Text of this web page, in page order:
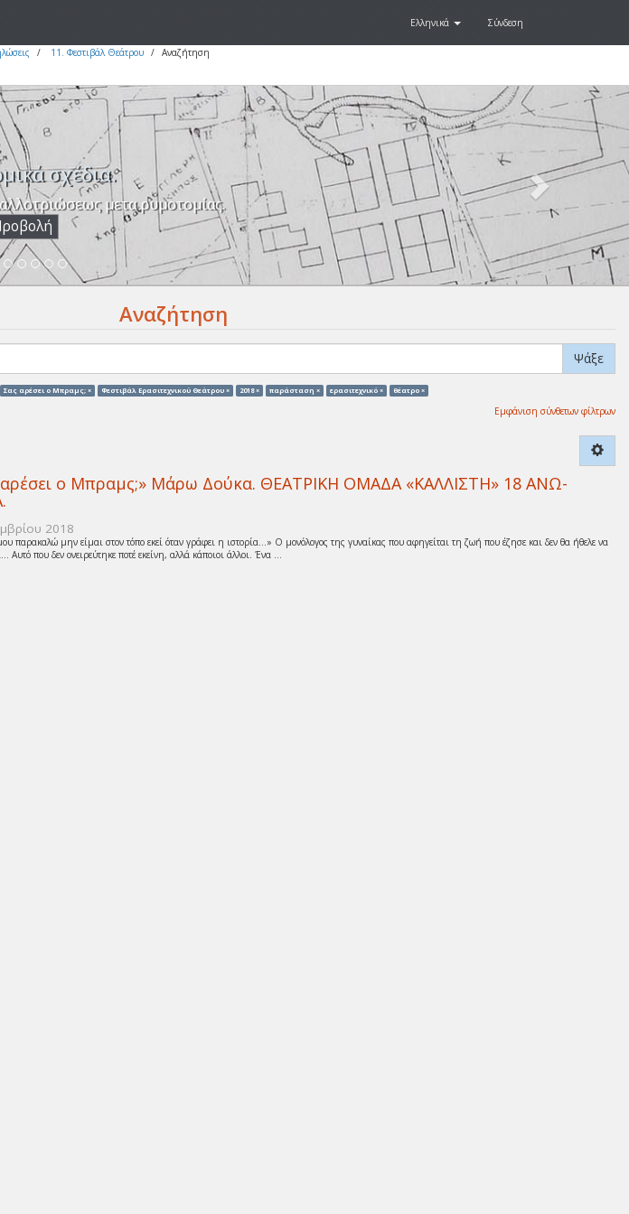
Ελληνικά Σύνδεση
11. Φεστιβάλ Θεάτρου Αναζήτηση
σχέδια.
μετα ρυμοτομίας.
Next
Αναζήτηση
Ψάξε
Σας αρέσει ο Μπραμς; × Φεστιβάλ Ερασιτεχνικού Θεάτρου × 2018 × παράσταση × ερασιτεχνικό × θέατρο ×
Εμφάνιση σύνθετων φίλτρων
ο Μπραμς;» Μάρω Δούκα. ΘΕΑΤΡΙΚΗ ΟΜΑΔΑ «ΚΑΛΛΙΣΤΗ» 18 ΑΝΩ-
2018
παρακαλώ μην είμαι στον τόπο εκεί όταν γράφει η ιστορία…» Ο μονόλογος της γυναίκας που αφηγείται τη ζωή που έζησε και δεν θα ήθελε να
Αυτό που δεν ονειρεύτηκε ποτέ εκείνη, αλλά κάποιοι άλλοι. Ένα ...